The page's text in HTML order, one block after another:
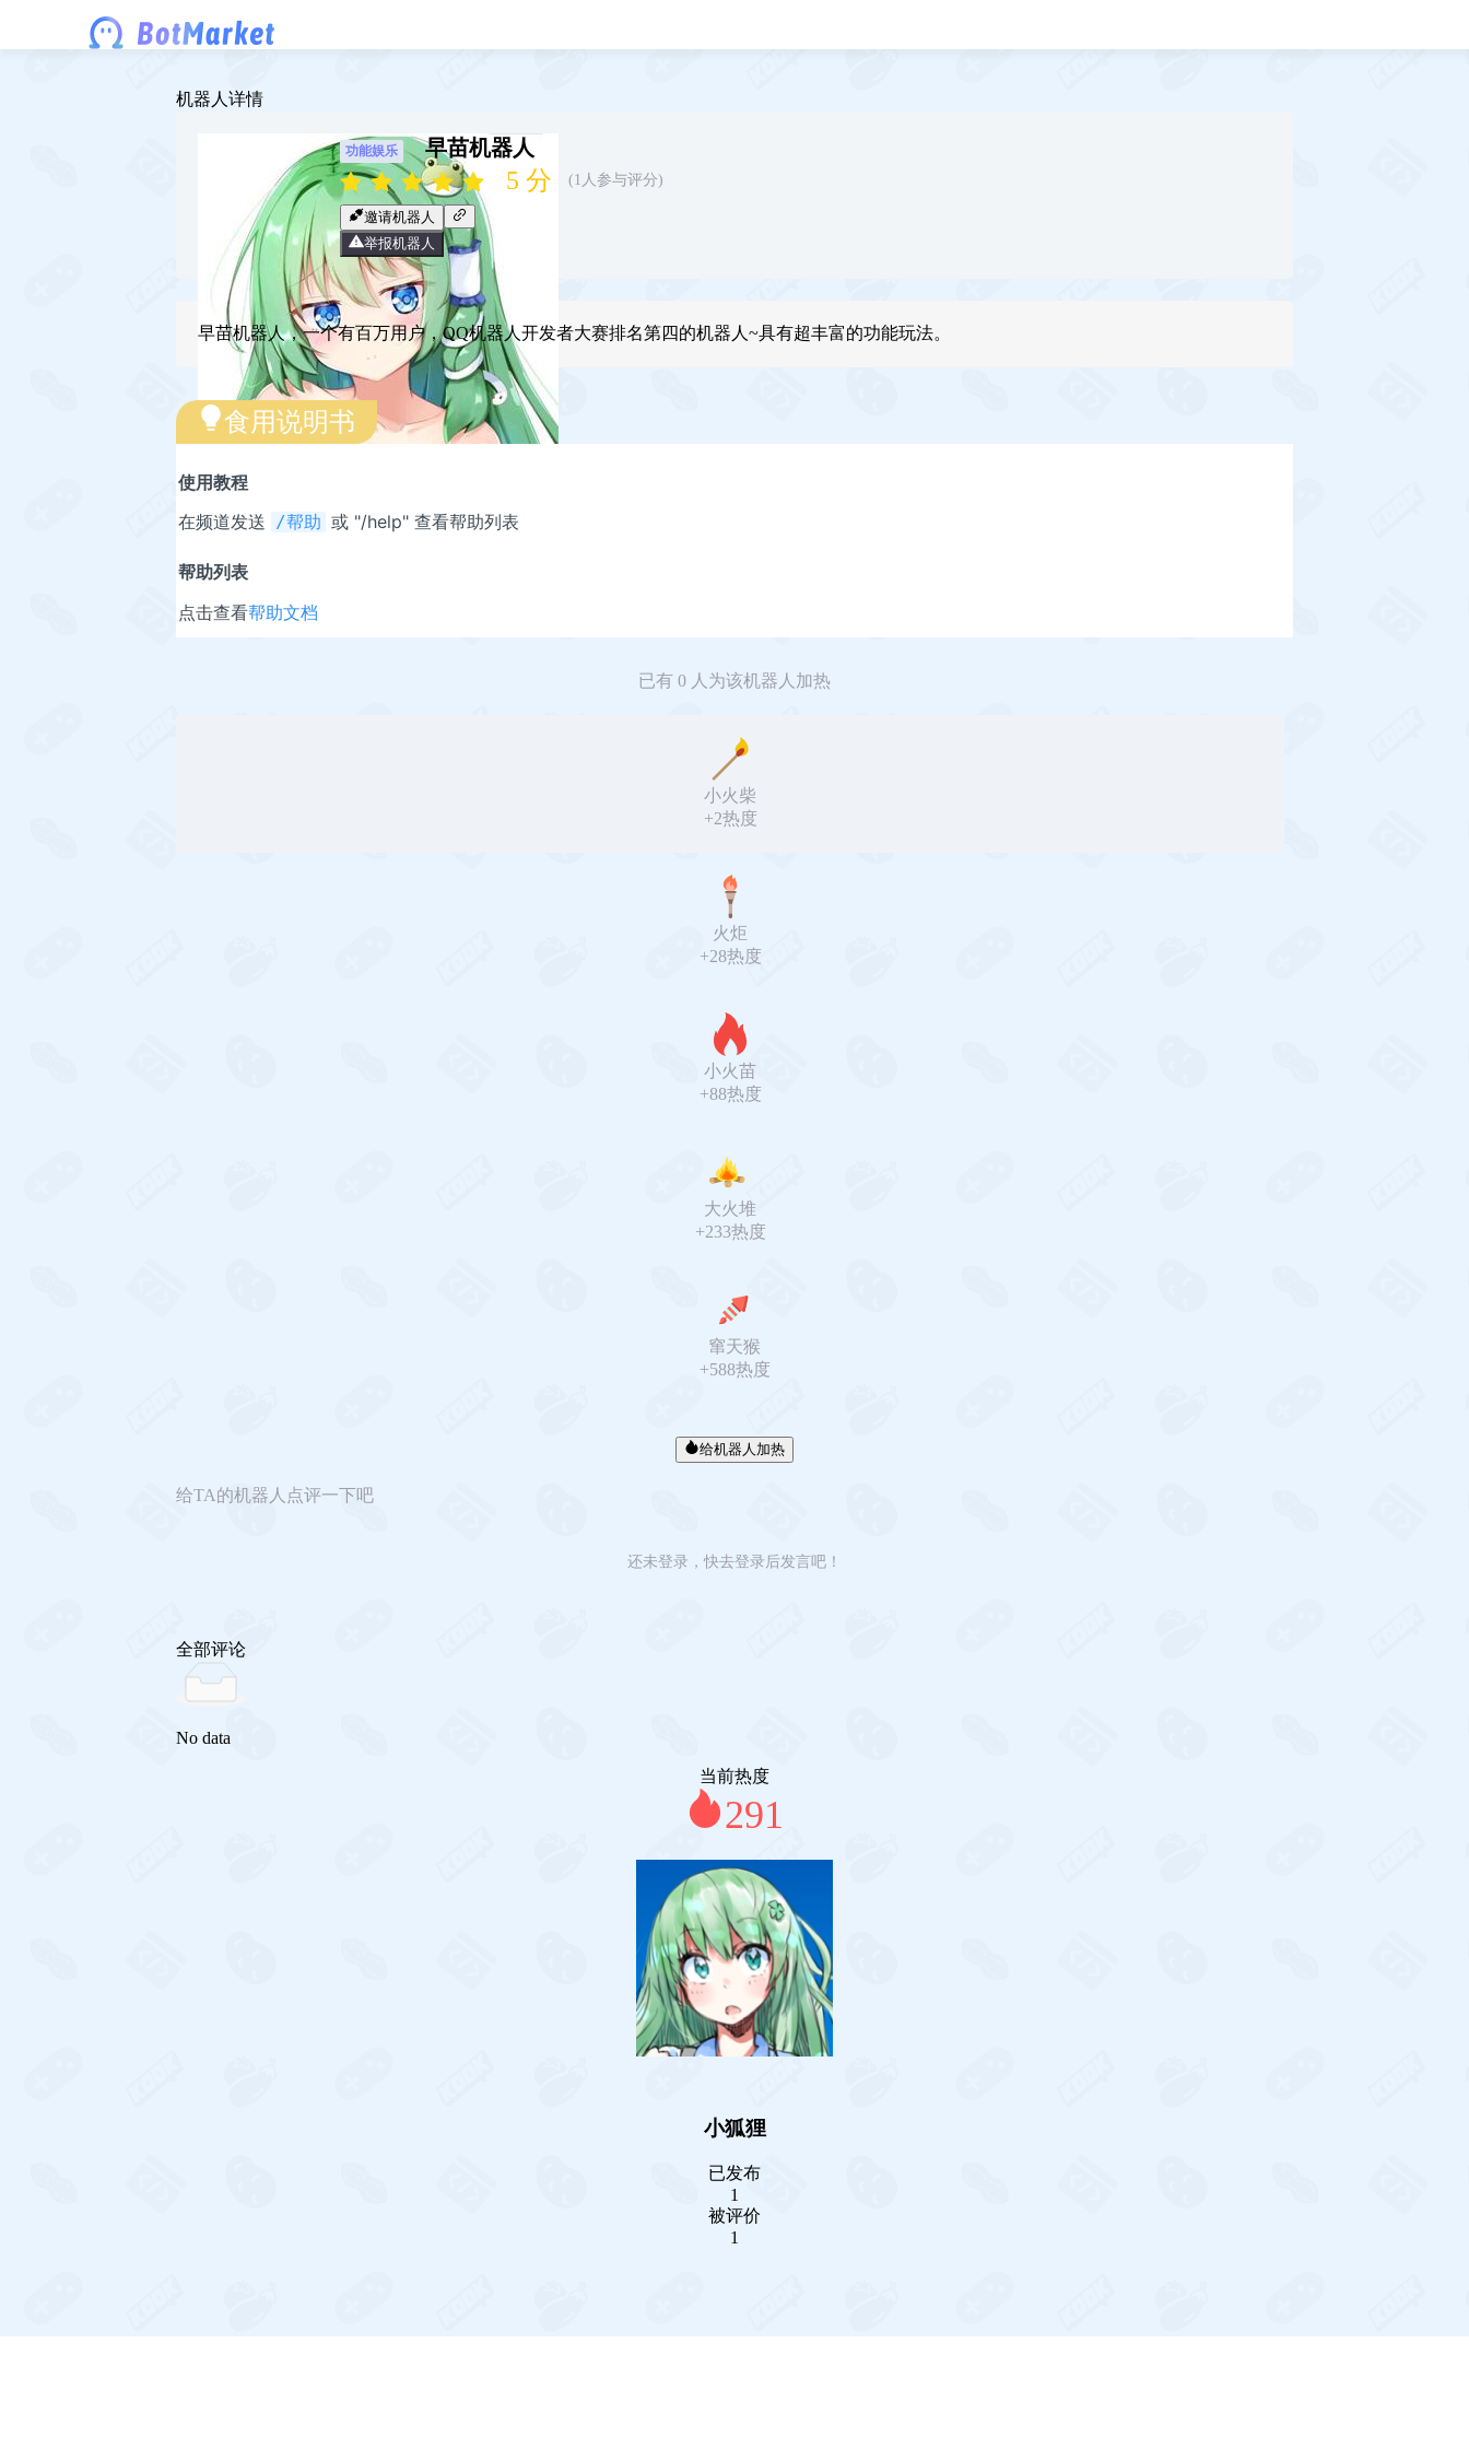
机器人详情
功能娱乐 早苗机器人
5 分 (1人参与评分)
邀请机器人
举报机器人
早苗机器人，一个有百万用户，QQ机器人开发者大赛排名第四的机器人~具有超丰富的功能玩法。
食用说明书
使用教程
在频道发送 /帮助 或 "/help" 查看帮助列表
帮助列表
点击查看帮助文档
已有 0 人为该机器人加热
小火柴
+2热度
火炬
+28热度
小火苗
+88热度
大火堆
+233热度
窜天猴
+588热度
给机器人加热
给TA的机器人点评一下吧
还未登录，快去登录后发言吧！
全部评论
No data
当前热度
291
小狐狸
已发布
1
被评价
1